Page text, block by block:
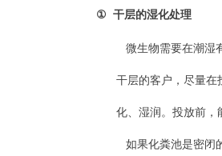
① 干层的湿化处理
微生物需要在潮湿
干层的客户，尽量在
化、湿润。投放前，
如果化粪池是密闭